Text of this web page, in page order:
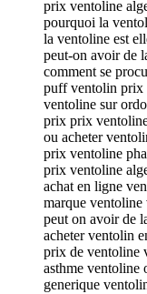
prix ventoline
pourquoi la
la ventoline est
peut-on avoir de
comment se
puff ventolin prix
ventoline sur
prix prix
ou acheter
prix ventoline
prix ventoline
achat en ligne
marque
peut on avoir de
acheter ventolin
prix de ventoline
asthme ventoline
generique